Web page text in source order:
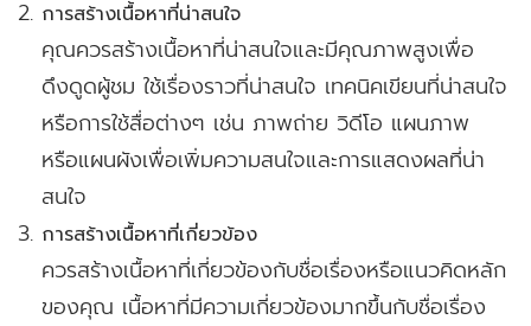
การสร้างเนื้อหาที่น่าสนใจ
คุณควรสร้างเนื้อหาที่น่าสนใจและมีคุณภาพสูงเพื่อ
ดึงดูดผู้ชม ใช้เรื่องราวที่น่าสนใจ เทคนิคเขียนที่น่าสนใจ
หรือการใช้สื่อต่างๆ เช่น ภาพถ่าย วิดีโอ แผนภาพ
หรือแผนผังเพื่อเพิ่มความสนใจและการแสดงผลที่น่า
สนใจ
การสร้างเนื้อหาที่เกี่ยวข้อง
ควรสร้างเนื้อหาที่เกี่ยวข้องกับชื่อเรื่องหรือแนวคิดหลัก
ของคุณ เนื้อหาที่มีความเกี่ยวข้องมากขึ้นกับชื่อเรื่อง